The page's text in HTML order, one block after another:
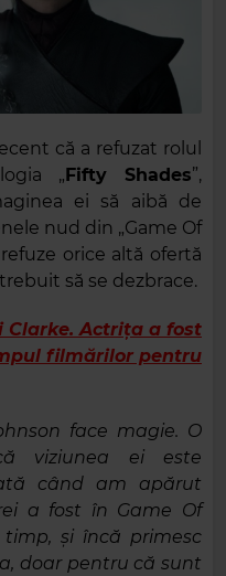
că a refuzat rolul
„ Fifty Shades”,
ei să aibă de
nud din „Game Of
orice altă ofertă
să se dezbrace.
Clarke. Actrița a fost
filmărilor pentru
face magie. O
viziunea ei este
când am apărut
a fost în Game Of
și încă primesc
doar pentru că sunt